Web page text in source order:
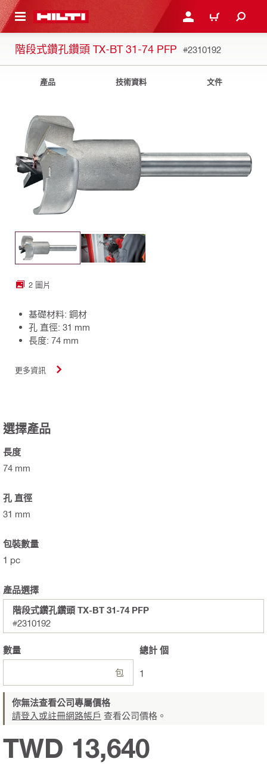
主要內容 登入或註冊購物車
階段式鑽孔鑽頭 TX-BT 31-74 PFP #2310192
產品 技術資料 文件
2 圖片
基礎材料: 鋼材
孔 直徑: 31 mm
長度: 74 mm
更多資訊
選擇產品
長度
74 mm
孔 直徑
31 mm
包裝數量
1 pc
產品選擇
階段式鑽孔鑽頭 TX-BT 31-74 PFP
#2310192
數量
包
總計 個
1
你無法查看公司專屬價格
請登入或註冊網路帳戶 查看公司價格。
TWD 13,640